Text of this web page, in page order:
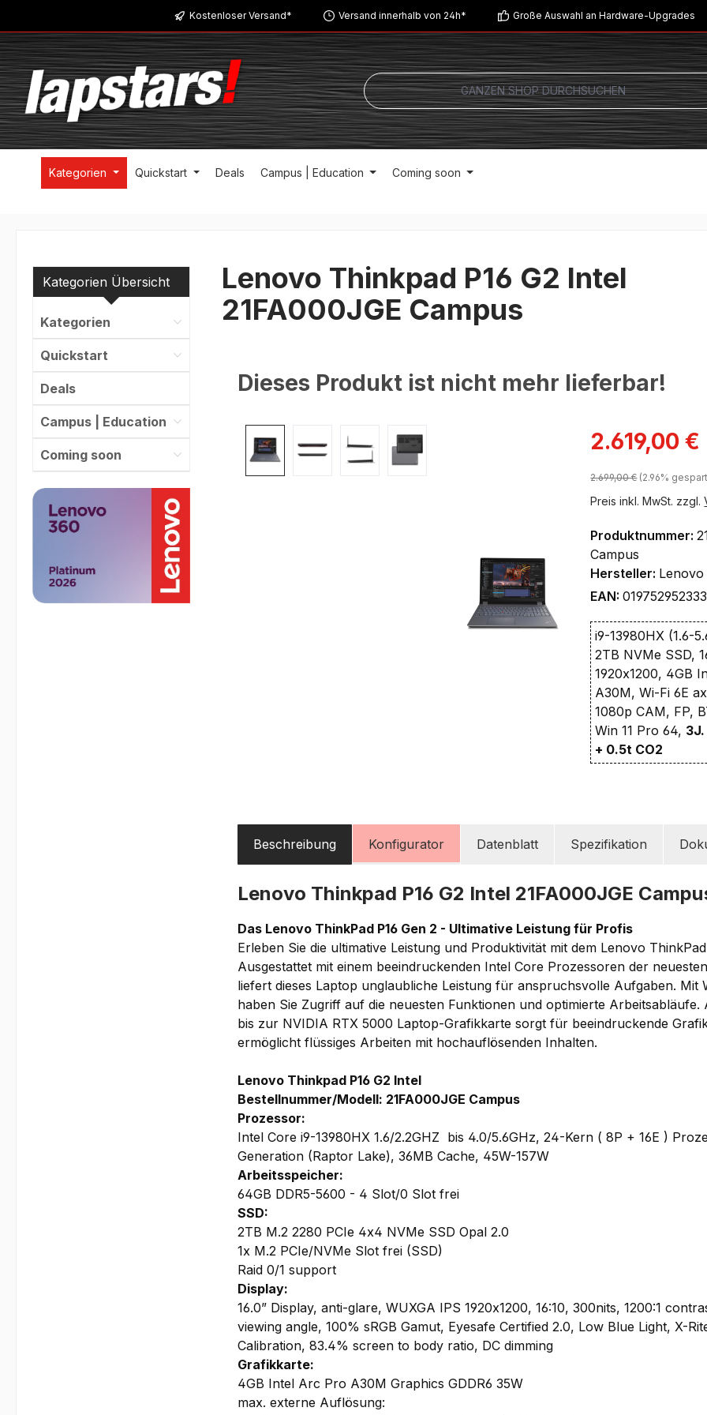
Zur Hauptnavigation springenKostenloser Versand* Versand innerhalb von 24h* Große Auswahl an Hardware-Upgrades
Kategorien Quickstart Deals Campus | Education Coming soon
Kategorien Übersicht
Kategorien
Quickstart
Deals
Campus | Education
Coming soon
Lenovo Thinkpad P16 G2 Intel
21FA000JGE Campus
Dieses Produkt ist nicht mehr lieferbar!
Bildergalerie überspringen Verkaufspreis:
2.619,00 €
Regulärer Preis:
2.699,00 € (2.96%
Preis inkl. MwSt. zzgl.
Produktnummer:
Campus
Hersteller: Lenovo
EAN:
i9-13980HX (1.6-
2TB NVMe SSD,
1920x1200, 4GB
A30M, Wi-Fi 6E
1080p CAM, FP,
Win 11 Pro 64,
+ 0.5t CO2
Beschreibung Konfigurator Datenblatt Spezifikation
Lenovo Thinkpad P16 G2 Intel 21FA000JGE
Das Lenovo ThinkPad P16 Gen 2 - Ultimative Leistung für Profis
Erleben Sie die ultimative Leistung und Produktivität mit dem Lenovo ThinkPad
Ausgestattet mit einem beeindruckenden Intel Core Prozessoren der
liefert dieses Laptop unglaubliche Leistung für anspruchsvolle Aufgaben. Mit
haben Sie Zugriff auf die neuesten Funktionen und optimierte Arbeitsabläufe.
bis zur NVIDIA RTX 5000 Laptop-Grafikkarte sorgt für beeindruckende
ermöglicht flüssiges Arbeiten mit hochauflösenden Inhalten.
Lenovo Thinkpad P16 G2 Intel
Bestellnummer/Modell: 21FA000JGE Campus
Prozessor:
Intel Core i9-13980HX 1.6/2.2GHZ bis 4.0/5.6GHz, 24-Kern ( 8P + 16E )
Generation (Raptor Lake), 36MB Cache, 45W-157W
Arbeitsspeicher:
64GB DDR5-5600 - 4 Slot/0 Slot frei
SSD:
2TB M.2 2280 PCIe 4x4 NVMe SSD Opal 2.0
1x M.2 PCIe/NVMe Slot frei (SSD)
Raid 0/1 support
Display:
16.0” Display, anti-glare, WUXGA IPS 1920x1200, 16:10, 300nits, 1200:1
viewing angle, 100% sRGB Gamut, Eyesafe Certified 2.0, Low Blue Light, X-
Calibration, 83.4% screen to body ratio, DC dimming
Grafikkarte:
4GB Intel Arc Pro A30M Graphics GDDR6 35W
max. externe Auflösung: